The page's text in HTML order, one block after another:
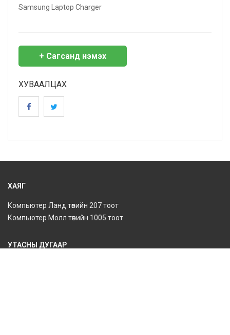
Samsung Laptop Charger
+ Сагсанд нэмэх
ХУВААЛЦАХ
ХАЯГ
Компьютер Ланд төвийн 207 тоот
Компьютер Молл төвийн 1005 тоот
УТАСНЫ ДУГААР